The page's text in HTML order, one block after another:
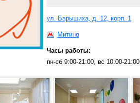
ул. Барышиха, д. 12, корп. 1
Митино
Часы работы:
пн-сб 9:00-21:00, вс 10:00-21:00